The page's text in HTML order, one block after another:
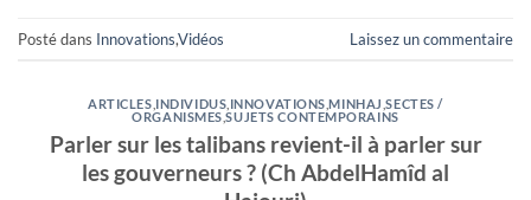
Posté dans Innovations,Vidéos Laissez un commentaire
ARTICLES INDIVIDUS INNOVATIONS ,MINHAJ ,SECTES /
ORGANISMES ,SUJETS CONTEMPORAINS
Parler sur les talibans revient-il à parler sur
les gouverneurs ? (Ch AbdelHamîd al